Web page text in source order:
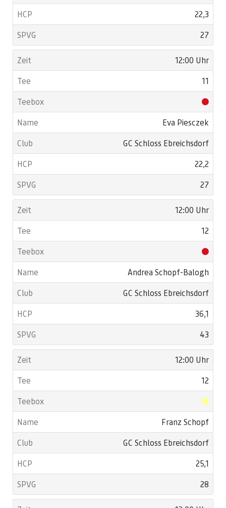
22,3
27
12:00 Uhr
11
Eva Piesczek
GC Schloss Ebreichsdorf
22,2
27
12:00 Uhr
12
Andrea Schopf-Balogh
GC Schloss Ebreichsdorf
36,1
43
12:00 Uhr
12
Franz Schopf
GC Schloss Ebreichsdorf
25,1
28